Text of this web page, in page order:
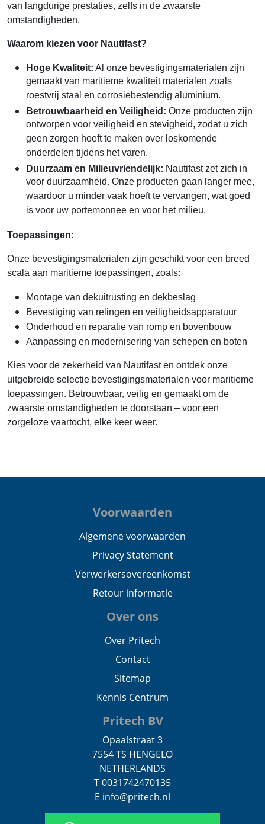
van langdurige prestaties, zelfs in de zwaarste
omstandigheden.
Waarom kiezen voor Nautifast?
Hoge Kwaliteit: Al onze bevestigingsmaterialen zijn
gemaakt van maritieme kwaliteit materialen zoals
roestvrij staal en corrosiebestendig aluminium.
Betrouwbaarheid en Veiligheid: Onze producten zijn
ontworpen voor veiligheid en stevigheid, zodat u zich
geen zorgen hoeft te maken over loskomende
onderdelen tijdens het varen.
Duurzaam en Milieuvriendelijk: Nautifast zet zich in
voor duurzaamheid. Onze producten gaan langer mee,
waardoor u minder vaak hoeft te vervangen, wat goed
is voor uw portemonnee en voor het milieu.
Toepassingen:
Onze bevestigingsmaterialen zijn geschikt voor een breed
scala aan maritieme toepassingen, zoals:
Montage van dekuitrusting en dekbeslag
Bevestiging van relingen en veiligheidsapparatuur
Onderhoud en reparatie van romp en bovenbouw
Aanpassing en modernisering van schepen en boten
Kies voor de zekerheid van Nautifast en ontdek onze
uitgebreide selectie bevestigingsmaterialen voor maritieme
toepassingen. Betrouwbaar, veilig en gemaakt om de
zwaarste omstandigheden te doorstaan – voor een
zorgeloze vaartocht, elke keer weer.
Voorwaarden
Algemene voorwaarden
Privacy Statement
Verwerkersovereenkomst
Retour informatie
Over ons
Over Pritech
Contact
Sitemap
Kennis Centrum
Pritech BV
Opaalstraat 3
7554 TS HENGELO
NETHERLANDS
T 0031742470135
E info@pritech.nl